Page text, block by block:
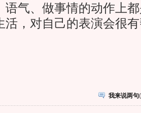
语气、做事情的动作上
活，对自己的表演会很
我来说两句(